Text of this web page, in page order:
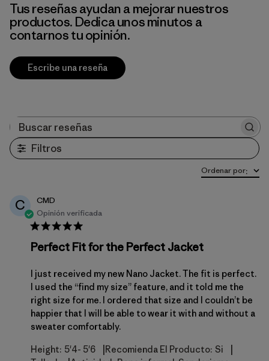
Tus reseñas ayudan a mejorar nuestros
productos. Dedica unos minutos a
contarnos tu opinión.
Escribe una reseña
Filtros
Ordenar por:
C
CMD
Opinión verificada
Perfect Fit for the Perfect Jacket
I just received my new Nano Jacket. The fit is perfect.
I used the “find my size” feature, and it told me the
right size for me. I ordered that size and I couldn’t be
happier that I will be able to wear it with and without a
sweater comfortably.
Height: 5'4- 5'6 Recomienda El Producto: Si